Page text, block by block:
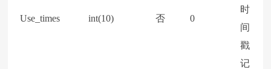
Use_times int(10) 否 0
时
间
戳
记